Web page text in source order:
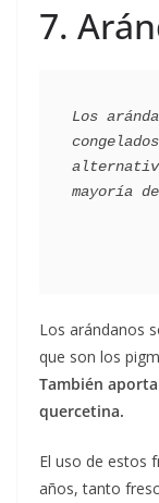
7.
Los
Los arándanos
que son los
También
quercetina.
El uso de estos
años, tanto